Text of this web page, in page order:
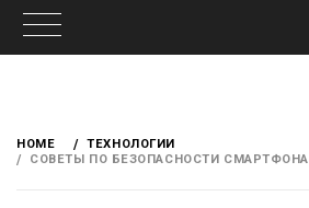
content
HOME
ТЕХНОЛОГИИ
СОВЕТЫ ПО БЕЗОПАСНОСТИ СМАРТФОНА